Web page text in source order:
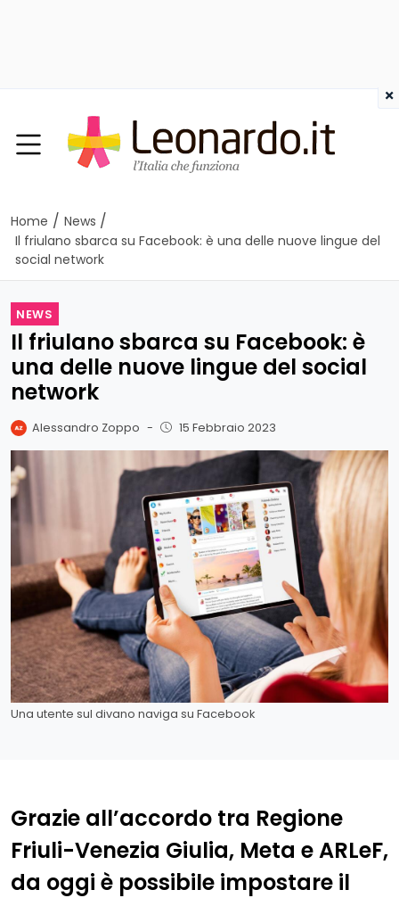
Home / News /
Il friulano sbarca su Facebook: è una delle nuove lingue del
social network
NEWS
Il friulano sbarca su Facebook: è
una delle nuove lingue del social
network
Alessandro Zoppo - 15 Febbraio 2023
Una utente sul divano naviga su Facebook
Grazie all’accordo tra Regione
Friuli-Venezia Giulia, Meta e ARLeF,
da oggi è possibile impostare il
×